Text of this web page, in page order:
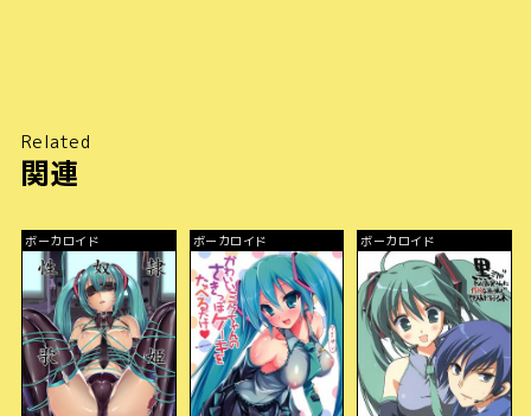
Related
関連
ボーカロイド ボーカロイド ボーカロイド